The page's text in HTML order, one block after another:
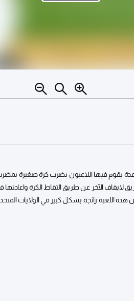
يقوم فيها اللاعبون بضرب كرة صغيرة
الآخر عن طريق التقاط الكرة واعادتها
اللعبة رائجة بشكل كبير في الولايات